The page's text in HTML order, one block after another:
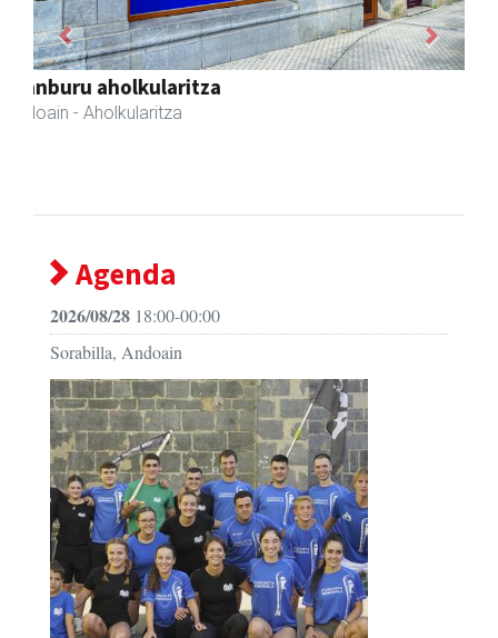
Urrats inprimategia
Andoain - Inprimategiak
Previous Next
Agenda
2026/08/28 18:00-00:00
Sorabilla, Andoain